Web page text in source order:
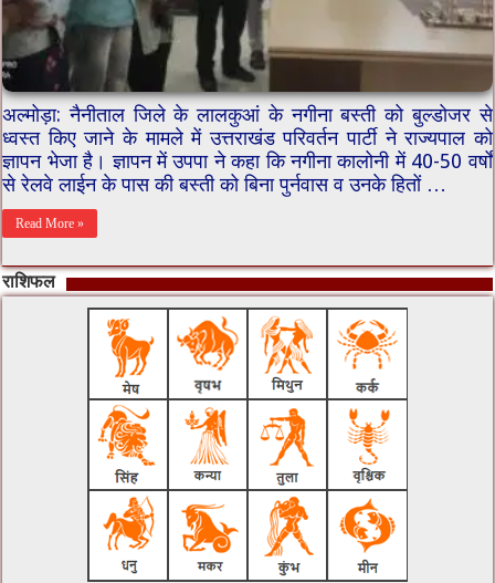
अल्मोड़ा: नैनीताल जिले के लालकुआं के नगीना बस्ती को बुल्डोजर से
ध्वस्त किए जाने के मामले में उत्तराखंड परिवर्तन पार्टी ने राज्यपाल को
ज्ञापन भेजा है। ज्ञापन में उपपा ने कहा कि नगीना कालोनी में 40-50 वर्षों
से रेलवे लाईन के पास की बस्ती को बिना पुर्नवास व उनके हितों …
Read More »
राशिफल